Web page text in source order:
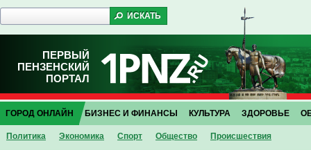
ПЕРВЫЙ
ПЕНЗЕНСКИЙ
ПОРТАЛ
ГОРОД ОНЛАЙН
Политика Экономика Спорт Общество Проиcшествия
БИЗНЕС И ФИНАНСЫ КУЛЬТУРА ЗДОРОВЬЕ